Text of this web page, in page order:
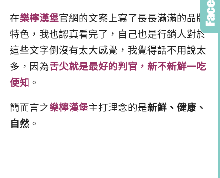
在樂檸漢堡官網的文案上寫了長長滿滿的品牌
特色，我也認真看完了，自己也是行銷人對於
這些文字倒沒有太大感覺，我覺得話不用說太
多，因為舌尖就是最好的判官，新不新鮮一吃
便知 。
簡而言之樂檸漢堡主打理念的是新鮮、健康、
自然 。